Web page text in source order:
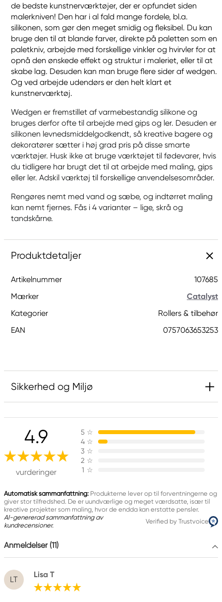
de bedste kunstnerværktøjer, der er opfundet siden
malerkniven! Den har i al fald mange fordele, bl.a.
silikonen, som gør den meget smidig og fleksibel. Du kan
bruge den til at blande farver, direkte på paletten som en
paletkniv, arbejde med forskellige vinkler og hvirvler for at
opnå den ønskede effekt og struktur i maleriet, eller til at
skabe lag. Desuden kan man bruge flere sider af wedgen.
Og ved arbejde udendørs er den helt klart et
kunstnerværktøj.
Wedgen er fremstillet af varmebestandig silikone og
bruges derfor ofte til arbejde med gips og ler. Desuden er
silikonen levnedsmiddelgodkendt, så kreative bagere og
dekoratører sætter i høj grad pris på disse smarte
værktøjer. Husk ikke at bruge værktøjet til fødevarer, hvis
du tidligere har brugt det til at arbejde med maling, gips
eller ler. Adskil værktøj til forskellige anvendelsesområder.
Rengøres nemt med vand og sæbe, og indtørret maling
kan nemt fjernes. Fås i 4 varianter – lige, skrå og
tandskårne.
Produktdetaljer
Artikelnummer
107685
Mærker
Catalyst
Kategorier
Rollers & tilbehør
EAN
0757063653253
Sikkerhed og Miljø
Ansvarlig EU
Catalyst
FILA S.p.A Via XXV
Aprile 5
20016 Pero (MI) Italy
+3902381051
4.9
vurderinger
5 ☆
4 ☆
3 ☆
2 ☆
1 ☆
Automatisk sammanfattning: Produkterne lever op til forventningerne og
giver stor tilfredshed. De er uundværlige og meget værdsatte, især til
kreative projekter som maling, hvor de endda kan erstatte pensler.
AI-genererad sammanfattning av
kundrecensioner.
Verified by Trustvoice
Anmeldelser (11)
LT
Lisa T